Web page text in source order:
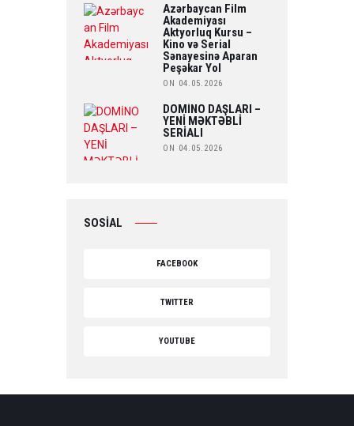
Azərbaycan Film
Akademiyası
Aktyorluq Kursu –
Kino və Serial
Sənayesinə Aparan
Peşəkar Yol
ON 04.05.2026
DOMİNO DAŞLARI –
YENİ MƏKTƏBLİ
SERİALI
ON 04.05.2026
SOSİAL
FACEBOOK
TWITTER
YOUTUBE